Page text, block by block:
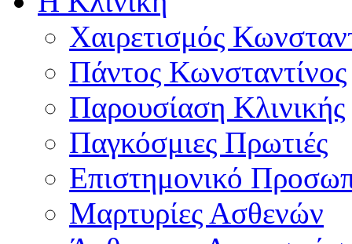
Χαιρετισμός
Πάντος Κωνσταντίνος
Παρουσίαση Κλινικής
Παγκόσμιες Πρωτιές
Επιστημονικό
Μαρτυρίες Ασθενών